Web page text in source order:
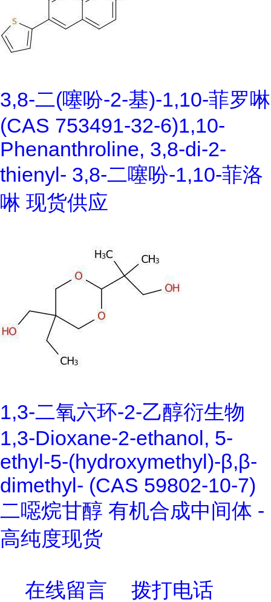
3,8-二(噻吩-2-基)-1,10-菲罗啉
(CAS 753491-32-6)1,10-
Phenanthroline, 3,8-di-2-
thienyl- 3,8-二噻吩-1,10-菲洛
啉 现货供应
1,3-二氧六环-2-乙醇衍生物
1,3-Dioxane-2-ethanol, 5-
ethyl-5-(hydroxymethyl)-β,β-
dimethyl- (CAS 59802-10-7)
二噁烷甘醇 有机合成中间体 -
高纯度现货
在线留言 拨打电话